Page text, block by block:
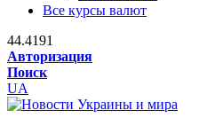
Все курсы валют
44.4191
Авторизация
Поиск
UA